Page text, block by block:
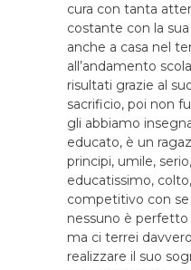
cura con tanta
costante con la
anche a casa nel
all’andamento
risultati grazie al
sacrificio, poi non
gli abbiamo
educato, è un
principi, umile,
educatissimo,
competitivo con
nessuno è
ma ci terrei
realizzare il suo